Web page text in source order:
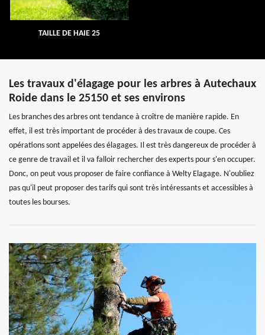
TAILLE DE HAIE 25
Les travaux d'élagage pour les arbres à Autechaux
Roide dans le 25150 et ses environs
Les branches des arbres ont tendance à croître de manière rapide. En
effet, il est très important de procéder à des travaux de coupe. Ces
opérations sont appelées des élagages. Il est très dangereux de procéder à
ce genre de travail et il va falloir rechercher des experts pour s'en occuper.
Donc, on peut vous proposer de faire confiance à Welty Elagage. N'oubliez
pas qu'il peut proposer des tarifs qui sont très intéressants et accessibles à
toutes les bourses.